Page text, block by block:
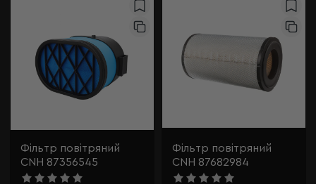
Фільтр повітряний
CNH 87356545
Фільтр повітряний
CNH 87682984